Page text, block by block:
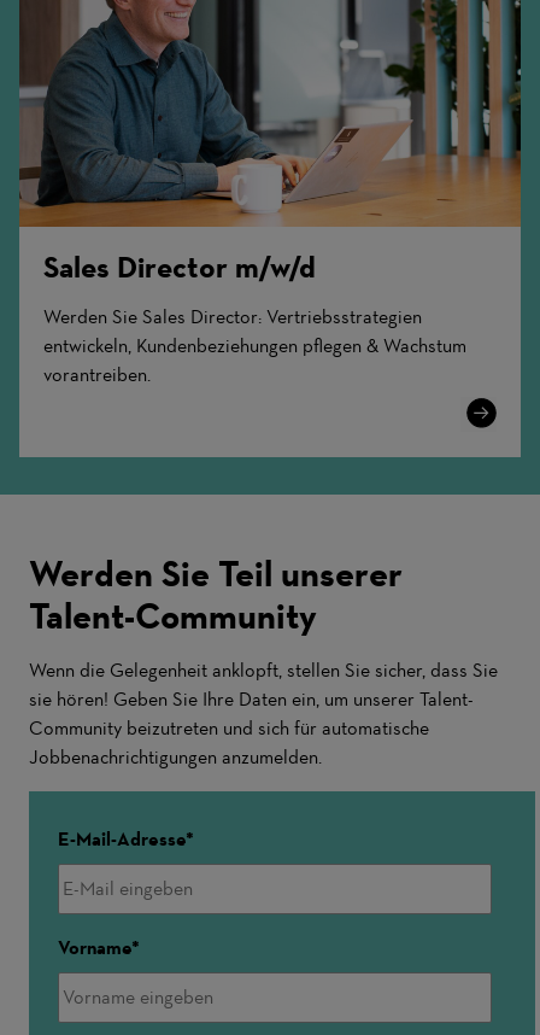
Sales Director m/w/d
Werden Sie Sales Director: Vertriebsstrategien
entwickeln, Kundenbeziehungen pflegen & Wachstum
vorantreiben.
Learn
Werden Sie Teil unserer
Talent-Community
Wenn die Gelegenheit anklopft, stellen Sie sicher, dass Sie
sie hören! Geben Sie Ihre Daten ein, um unserer Talent-
Community beizutreten und sich für automatische
Jobbenachrichtigungen anzumelden.
E-Mail-Adresse
Vorname